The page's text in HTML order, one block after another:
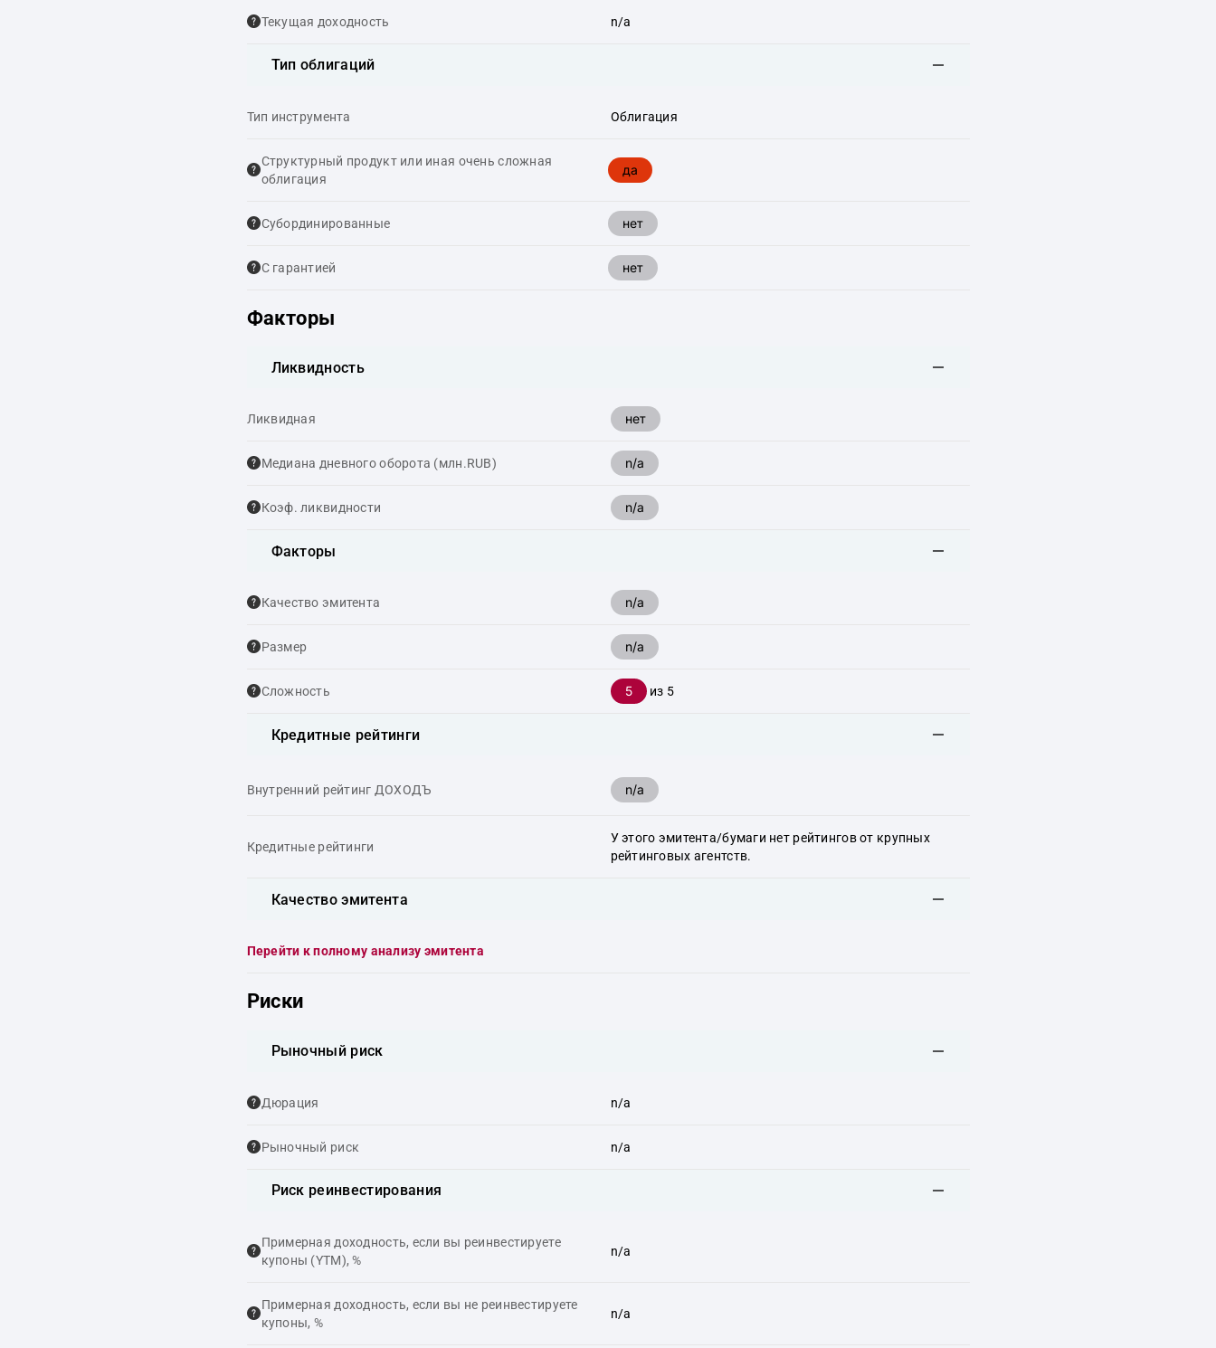
Текущая доходность n/a
Тип облигаций
Тип инструмента Облигация
Структурный продукт или иная очень сложная
облигация
да
Cубординированные нет
С гарантией нет
Факторы
Ликвидность
Ликвидная нет
Медиана дневного оборота (млн.RUB) n/a
Коэф. ликвидности n/a
Факторы
Качество эмитента n/a
Размер n/a
Сложность 5 из 5
Кредитные рейтинги
Внутренний рейтинг ДОХОДЪ n/a
Кредитные рейтинги
У этого эмитента/бумаги нет рейтингов от крупных
рейтинговых агентств.
Качество эмитента
Перейти к полному анализу эмитента
Риски
Рыночный риск
Дюрация n/a
Рыночный риск n/a
Риск реинвестирования
Примерная доходность, если вы реинвестируете
купоны (YTM), %
n/a
Примерная доходность, если вы не реинвестируете
купоны, %
n/a